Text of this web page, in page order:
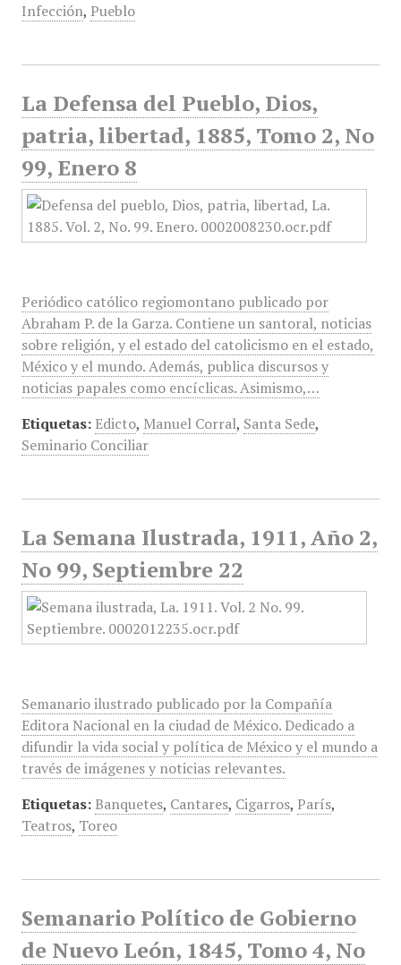
Infección, Pueblo
La Defensa del Pueblo, Dios,
patria, libertad, 1885, Tomo 2, No
99, Enero 8
Periódico católico regiomontano publicado por
Abraham P. de la Garza. Contiene un santoral, noticias
sobre religión, y el estado del catolicismo en el estado,
México y el mundo. Además, publica discursos y
noticias papales como encíclicas. Asimismo,…
Etiquetas: Edicto, Manuel Corral, Santa Sede,
Seminario Conciliar
La Semana Ilustrada, 1911, Año 2,
No 99, Septiembre 22
Semanario ilustrado publicado por la Compañía
Editora Nacional en la ciudad de México. Dedicado a
difundir la vida social y política de México y el mundo a
través de imágenes y noticias relevantes.
Etiquetas: Banquetes, Cantares, Cigarros, París,
Teatros, Toreo
Semanario Político de Gobierno
de Nuevo León, 1845, Tomo 4, No